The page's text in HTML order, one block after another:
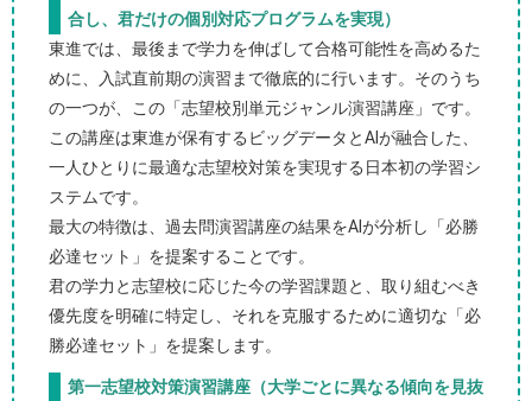
合し、君だけの個別対応プログラムを実現）
東進では、最後まで学力を伸ばして合格可能性を高めるた
めに、入試直前期の演習まで徹底的に行います。そのうち
の一つが、この「志望校別単元ジャンル演習講座」です。
この講座は東進が保有するビッグデータとAIが融合した、
一人ひとりに最適な志望校対策を実現する日本初の学習シ
ステムです。
最大の特徴は、過去問演習講座の結果をAIが分析し「必勝
必達セット」を提案することです。
君の学力と志望校に応じた今の学習課題と、取り組むべき
優先度を明確に特定し、それを克服するために適切な「必
勝必達セット」を提案します。
第一志望校対策演習講座（大学ごとに異なる傾向を見抜